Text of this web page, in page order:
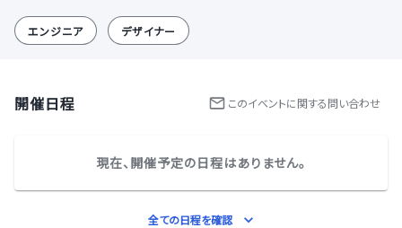
エンジニア デザイナー
開催日程 このイベントに関する問い合わせ
現在、開催予定の日程はありません。
全ての日程を確認